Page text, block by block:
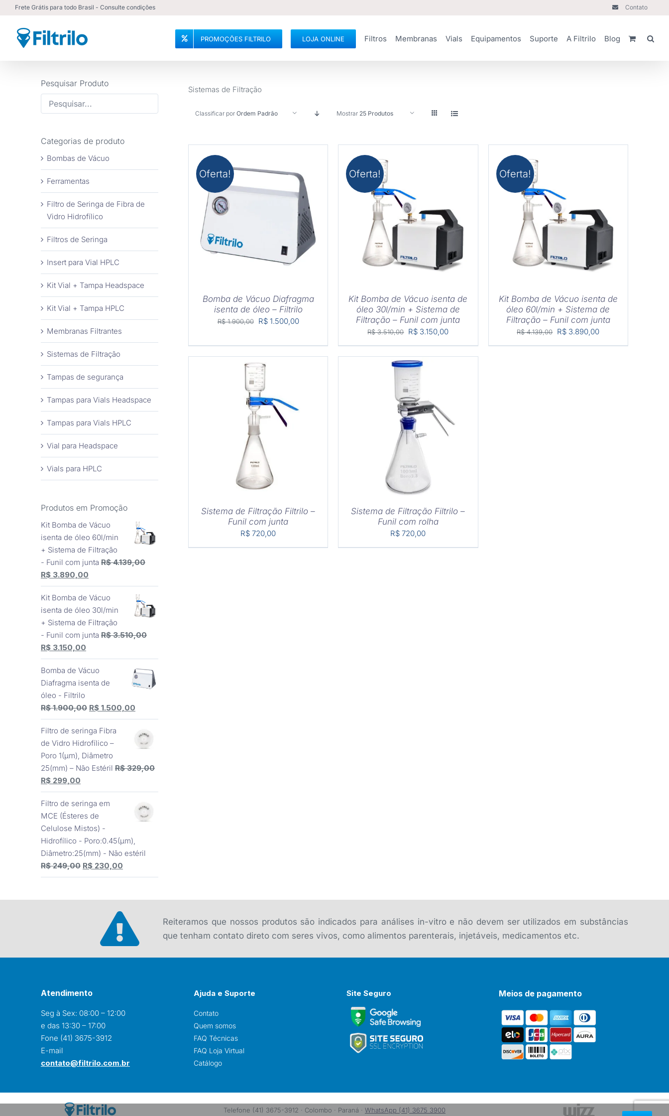
conteúdo
Frete Grátis para todo Brasil - Consulte condições Contato
PROMOÇÕES FILTRILO LOJA ONLINE Filtros Membranas Vials Equipamentos Suporte A Filtrilo Blog
Sistemas de Filtração
Classificar por Ordem Padrão Mostrar 25 Produtos
Oferta!
COMPRAR DETALHES
Bomba de Vácuo Diafragma
isenta de óleo – Filtrilo
R$1.900,00
O
original
era:
R$ 1.900,00.
R$1.500,00O
atual
é:
Oferta!
COMPRAR / DETALHES
Kit Bomba de Vácuo isenta de
óleo 30l/min + Sistema de
Filtração – Funil com junta
R$3.510,00 O
preço
original
era:
R$ 3.510,00.
R$ 3.150,00O
preço
atual
Oferta!
COMPRAR / DETALHES
Kit Bomba de Vácuo isenta de
óleo 60l/min + Sistema de
Filtração – Funil com junta
R$4.139,00
O
preço
R$ 3.890,00O
preço
COMPRAR / DETALHES
Sistema de Filtração Filtrilo –
Funil com junta
R$ 720,00
/ DETALHES
Sistema de Filtração Filtrilo –
Funil com rolha
R$ 720,00
Pesquisar Produto
Categorias de produto
Bombas de Vácuo
Ferramentas
Filtro de Seringa de Fibra de
Vidro Hidrofílico
Filtros de Seringa
Insert para Vial HPLC
Kit Vial + Tampa Headspace
Kit Vial + Tampa HPLC
Membranas Filtrantes
Sistemas de Filtração
Tampas de segurança
Tampas para Vials Headspace
Tampas para Vials HPLC
Vial para Headspace
Vials para HPLC
Produtos em Promoção
Kit Bomba de Vácuo
isenta de óleo 60l/min
+ Sistema de Filtração
- Funil com junta R$4.139,00
O
preço
original
era:
R$ 4.139,00.
R$ 3.890,00
preço
atual
é:
R$ 3.890,00.
Kit Bomba de Vácuo
isenta de óleo 30l/min
+ Sistema de Filtração
- Funil com junta R$3.510,00
O
preço
original
era:
R$ 3.510,00.
R$ 3.150,00
preço
atual
é:
Bomba de Vácuo
Diafragma isenta de
óleo - Filtrilo
R$1.900,00 O
preço
original
era:
R$ 1.900,00.
R$ 1.500,00
preço
atual
é:
Filtro de seringa Fibra
de Vidro Hidrofílico –
Poro 1(μm), Diâmetro
25(mm) – Não Estéril R$329,00
O
preço
original
era:
R$ 329,00.
R$ 299,00
preço
atual
é:
R$ 299,00.
Filtro de seringa em
MCE (Ésteres de
Celulose Mistos) -
Hidrofílico - Poro:0.45(μm),
Diâmetro:25(mm) - Não estéril
R$249,00 O
preço
era:
R$ 249,00.
R$ 230,00
preço
é:
R$ 230,00.
Reiteramos que nossos produtos são indicados para análises in-vitro e não devem ser utilizados em substâncias
que tenham contato direto com seres vivos, como alimentos parenterais, injetáveis, medicamentos etc.
Atendimento
Seg à Sex: 08:00 – 12:00
e das 13:30 – 17:00
Fone (41) 3675-3912
E-mail
contato@filtrilo.com.br
Ajuda e Suporte
Contato
Quem somos
FAQ Técnicas
FAQ Loja Virtual
Catálogo
Site Seguro Meios de pagamento
Telefone (41) 3675-3912 · Colombo · Paraná · WhatsApp (41) 3675 3900